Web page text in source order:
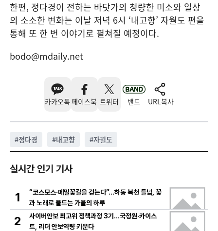
한편, 정다경이 전하는 바닷가의 청량한 미소와 일상
의 소소한 변화는 이날 저녁 6시 ‘내고향’ 자월도 편을
통해 또 한 번 이야기로 펼쳐질 예정이다.
bodo@mdaily.net
카카오톡 페이스북 트위터 밴드 URL복사
#정다경 #내고향 #자월도
실시간 인기 기사
1
“코스모스·메밀꽃길을 걷는다”…하동 북천 들녘, 꽃
과 노래로 물드는 가을의 하루
2
사이버안보 최고위 정책과정 3기…국정원·카이스
트, 리더 안보역량 키운다